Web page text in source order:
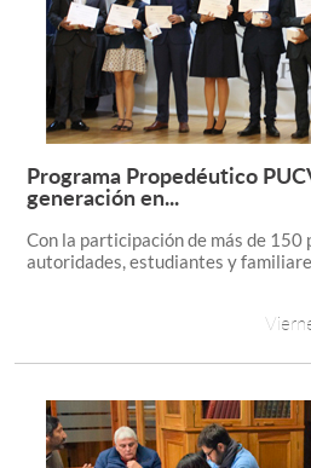
Programa Propedéutico
generación en...
Con la participación de más de 150
autoridades, estudiantes y